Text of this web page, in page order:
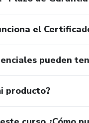
el
pueden
producto?